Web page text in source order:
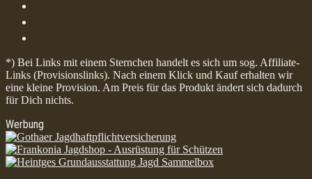
*) Bei Links mit einem Sternchen handelt es sich um sog. Affiliate-
Links (Provisionslinks). Nach einem Klick und Kauf erhalten wir
eine kleine Provision. Am Preis für das Produkt ändert sich dadurch
für Dich nichts.
Werbung